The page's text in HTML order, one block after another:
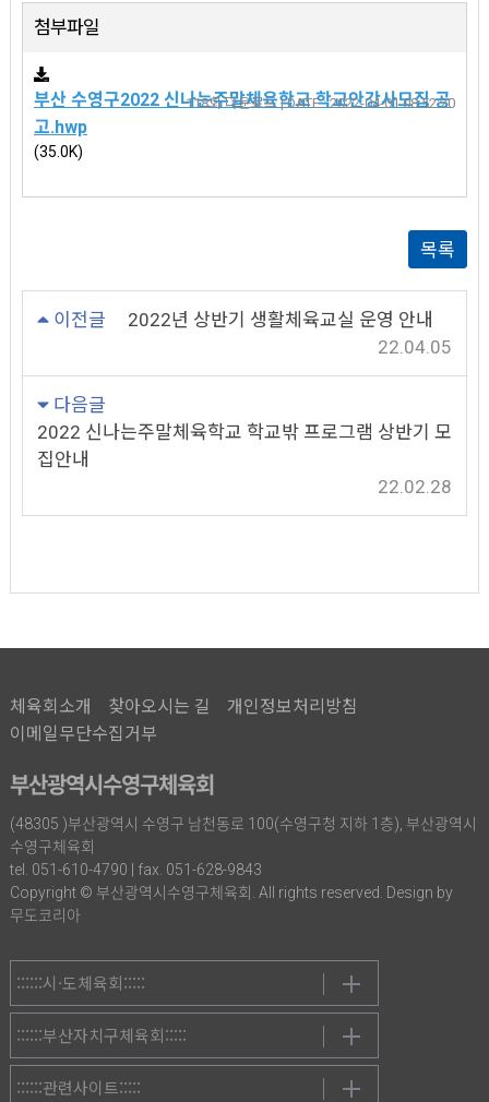
첨부파일
부산 수영구2022 신나는주말체육학교 학교안강사모집 공
고.hwp
(35.0K)
118회 다운로드 | DATE : 2022-04-01 08:52:20
목록
이전글
2022년 상반기 생활체육교실 운영 안내
22.04.05
다음글
2022 신나는주말체육학교 학교밖 프로그램 상반기 모
집안내
22.02.28
체육회소개 찾아오시는 길
개인정보처리방침
이메일무단수집거부
부산광역시수영구체육회
(48305 )부산광역시 수영구 남천동로 100(수영구청 지하 1층), 부산광역시
수영구체육회
tel. 051-610-4790 | fax. 051-628-9843
Copyright © 부산광역시수영구체육회. All rights reserved. Design by
무도코리아